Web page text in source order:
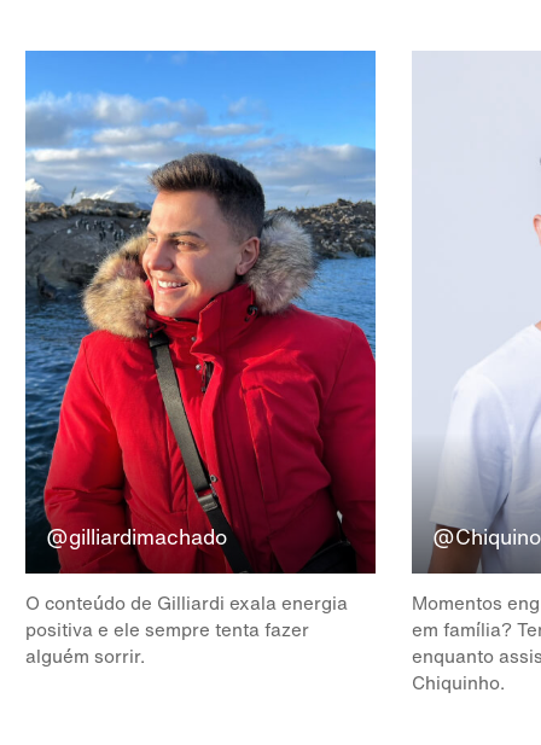
@gilliardimachado
O conteúdo de Gilliardi exala energia
positiva e ele sempre tenta fazer
alguém sorrir.
Momentos
em família?
enquanto
Chiquinho.